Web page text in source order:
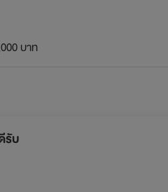
บาท
รับ